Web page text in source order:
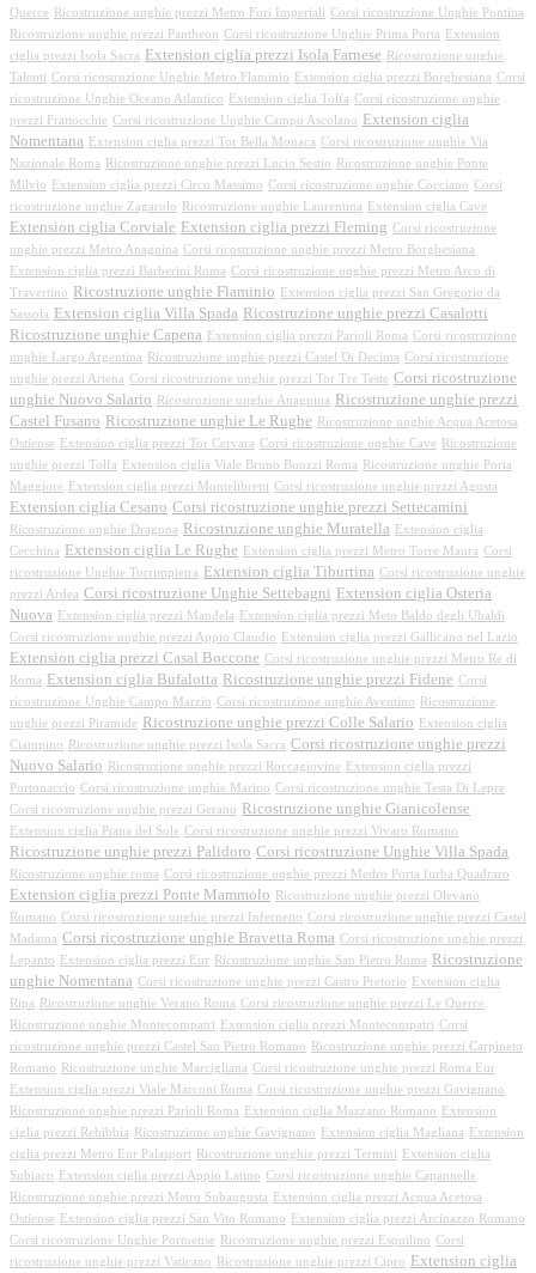
Querce
Ricostruzione unghie prezzi Metro Fori Imperiali Corsi ricostruzione Unghie Pontina
Ricostruzione unghie prezzi Pantheon Corsi ricostruzione Unghie Prima Porta
Extension
ciglia prezzi Isola Sacra
Extension ciglia prezzi Isola Farnese
Ricostruzione unghie
Talenti Corsi ricostruzione Unghie Metro Flaminio Extension ciglia prezzi Borghesiana Corsi
ricostruzione Unghie Oceano Atlantico
Extension ciglia Tolfa Corsi ricostruzione unghie
prezzi Frattocchie Corsi ricostruzione Unghie Campo Ascolano
Extension ciglia
Nomentana
Extension ciglia prezzi Tor Bella Monaca Corsi ricostruzione unghie Via
Nazionale Roma
Ricostruzione unghie prezzi Lucio Sestio
Ricostruzione unghie Ponte
Milvio
Extension ciglia prezzi Circo Massimo Corsi ricostruzione unghie Cocciano Corsi
ricostruzione unghie Zagarolo
Ricostruzione unghie Laurentina Extension ciglia Cave
Extension ciglia Corviale Extension ciglia prezzi Fleming Corsi ricostruzione
unghie prezzi Metro Anagnina Corsi ricostruzione unghie prezzi Metro Borghesiana
Extension ciglia prezzi Barberini Roma Corsi ricostruzione unghie prezzi Metro Arco di
Travertino
Ricostruzione unghie Flaminio
Extension ciglia prezzi San Gregorio da
Sassola
Extension ciglia Villa Spada Ricostruzione unghie prezzi Casalotti
Ricostruzione unghie Capena
Extension ciglia prezzi Parioli Roma Corsi ricostruzione
unghie Largo Argentina
Ricostruzione unghie prezzi Castel Di Decima Corsi ricostruzione
unghie prezzi Artena Corsi ricostruzione unghie prezzi Tor Tre Teste Corsi ricostruzione
unghie Nuovo Salario
Ricostruzione unghie Anagnina
Ricostruzione unghie prezzi
Castel Fusano Ricostruzione unghie Le Rughe
Ricostruzione unghie Acqua Acetosa
Ostiense
Extension ciglia prezzi Tor Cervara Corsi ricostruzione unghie Cave
Ricostruzione
unghie prezzi Tolfa
Extension ciglia Viale Bruno Buozzi Roma
Ricostruzione unghie Porta
Maggiore
Extension ciglia prezzi Montelibretti Corsi ricostruzione unghie prezzi Agosta
Extension ciglia Cesano Corsi ricostruzione unghie prezzi Settecamini
Ricostruzione unghie Dragona Ricostruzione unghie Muratella
Extension ciglia
Cecchina
Extension ciglia Le Rughe Extension ciglia prezzi Metro Torre Maura Corsi
ricostruzione Unghie Torrimpietra
Extension ciglia Tiburtina Corsi ricostruzione unghie
prezzi Ardea Corsi ricostruzione Unghie Settebagni Extension ciglia Osteria
Nuova
Extension ciglia prezzi Mandela
Extension ciglia prezzi Meto Baldo degli Ubaldi
Corsi ricostruzione unghie prezzi Appio Claudio
Extension ciglia prezzi Gallicano nel Lazio
Extension ciglia prezzi Casal Boccone Corsi ricostruzione unghie prezzi Metro Re di
Roma
Extension ciglia Bufalotta Ricostruzione unghie prezzi Fidene Corsi
ricostruzione Unghie Campo Marzio Corsi ricostruzione unghie Aventino
Ricostruzione
unghie prezzi Piramide
Ricostruzione unghie prezzi Colle Salario
Extension ciglia
Ciampino
Ricostruzione unghie prezzi Isola Sacra Corsi ricostruzione unghie prezzi
Nuovo Salario
Ricostruzione unghie prezzi Roccagiovine
Extension ciglia prezzi
Portonaccio Corsi ricostruzione unghie Marino Corsi ricostruzione unghie Testa Di Lepre
Corsi ricostruzione unghie prezzi Gerano
Ricostruzione unghie Gianicolense
Extension ciglia Piana del Sole Corsi ricostruzione unghie prezzi Vivaro Romano
Ricostruzione unghie prezzi Palidoro Corsi ricostruzione Unghie Villa Spada
Ricostruzione unghie roma Corsi ricostruzione unghie prezzi Medro Porta furba Quadraro
Extension ciglia prezzi Ponte Mammolo
Ricostruzione unghie prezzi Olevano
Romano Corsi ricostruzione unghie prezzi Infernetto Corsi ricostruzione unghie prezzi Castel
Madama Corsi ricostruzione unghie Bravetta Roma Corsi ricostruzione unghie prezzi
Lepanto
Extension ciglia prezzi Eur Ricostruzione unghie San Pietro Roma
Ricostruzione
unghie Nomentana Corsi ricostruzione unghie prezzi Castro Pretorio
Extension ciglia
Ripa
Ricostruzione unghie Verano Roma Corsi ricostruzione unghie prezzi Le Querce
Ricostruzione unghie Montecompatri
Extension ciglia prezzi Montecompatri Corsi
ricostruzione unghie prezzi Castel San Pietro Romano
Ricostruzione unghie prezzi Carpineto
Romano
Ricostruzione unghie Marcigliana Corsi ricostruzione unghie prezzi Roma Eur
Extension ciglia prezzi Viale Marconi Roma Corsi ricostruzione unghie prezzi Gavignano
Ricostruzione unghie prezzi Parioli Roma
Extension ciglia Mazzano Romano
Extension
ciglia prezzi Rebibbia
Ricostruzione unghie Gavignano Extension ciglia Magliana
Extension
ciglia prezzi Metro Eur Palasport
Ricostruzione unghie prezzi Termini
Extension ciglia
Subiaco
Extension ciglia prezzi Appio Latino Corsi ricostruzione unghie Capannelle
Ricostruzione unghie prezzi Metro Subaugusta
Extension ciglia prezzi Acqua Acetosa
Ostiense
Extension ciglia prezzi San Vito Romano
Extension ciglia prezzi Arcinazzo Romano
Corsi ricostruzione Unghie Portuense
Ricostruzione unghie prezzi Esquilino Corsi
ricostruzione unghie prezzi Vaticano
Ricostruzione unghie prezzi Cipro
Extension ciglia